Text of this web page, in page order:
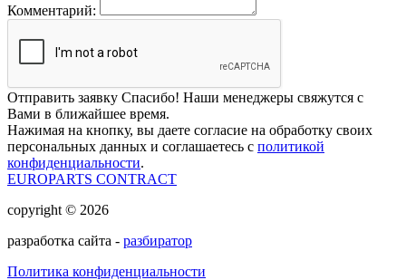
Комментарий:
Отправить заявку Спасибо! Наши менеджеры свяжутся с
Вами в ближайшее время.
Нажимая на кнопку, вы даете согласие на обработку своих
персональных данных и соглашаетесь с политикой
конфиденциальности.
EUROPARTS CONTRACT
copyright © 2026
разработка сайта - разбиратор
Политика конфиденциальности